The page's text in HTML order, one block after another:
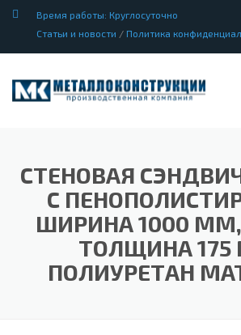
Время работы: Круглосуточно
Статьи и новости / Политика
СТЕНОВАЯ
С
ШИРИНА 1000 ММ,
ТОЛЩИНА
ПОЛИУРЕТАН